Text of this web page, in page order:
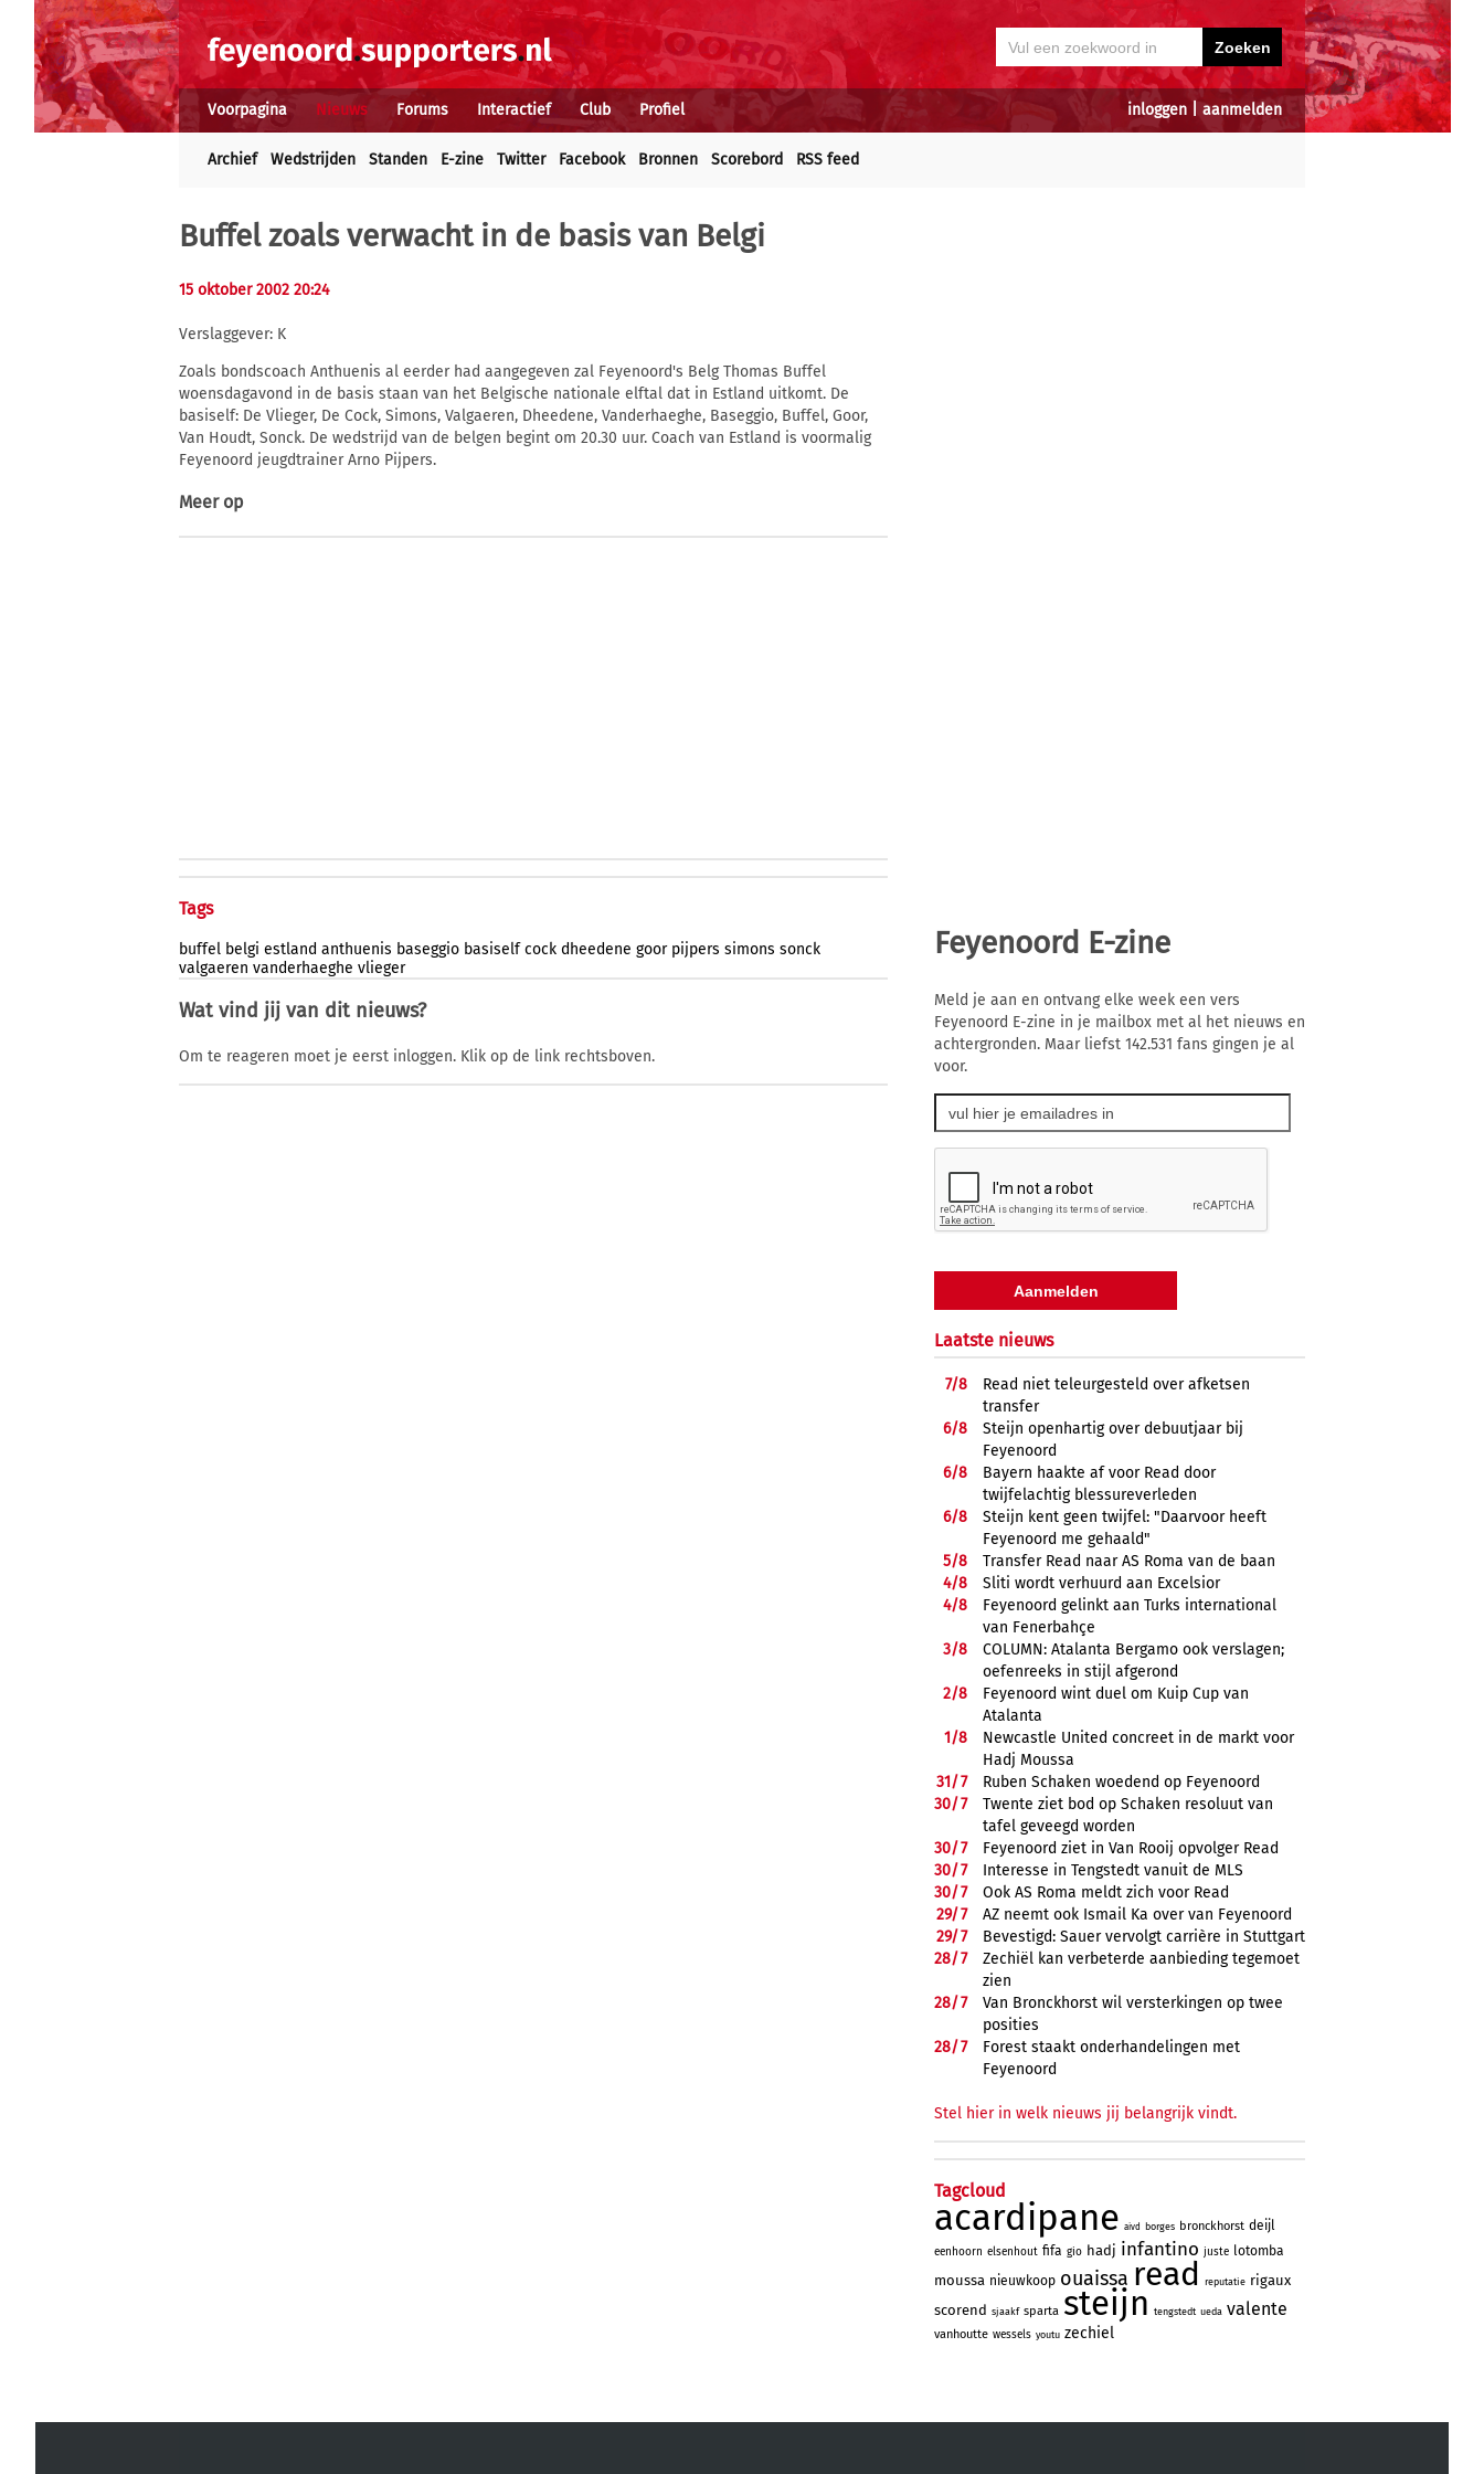
inloggen aanmelden
Voorpagina Nieuws Forums Interactief Club Profiel
Archief Wedstrijden Standen E-zine Twitter Facebook Bronnen Scorebord RSS feed
Buffel zoals verwacht in de basis van Belgi
15 oktober 2002 20:24
Verslaggever: K
Zoals bondscoach Anthuenis al eerder had aangegeven zal Feyenoord's Belg Thomas Buffel
woensdagavond in de basis staan van het Belgische nationale elftal dat in Estland uitkomt. De
basiself: De Vlieger, De Cock, Simons, Valgaeren, Dheedene, Vanderhaeghe, Baseggio, Buffel, Goor,
Van Houdt, Sonck. De wedstrijd van de belgen begint om 20.30 uur. Coach van Estland is voormalig
Feyenoord jeugdtrainer Arno Pijpers.
Meer op
Tags
buffel belgi estland anthuenis baseggio basiself cock dheedene goor pijpers simons sonck
valgaeren vanderhaeghe vlieger
Wat vind jij van dit nieuws?
Om te reageren moet je eerst inloggen. Klik op de link rechtsboven.
Feyenoord E-zine
Meld je aan en ontvang elke week een vers
Feyenoord E-zine in je mailbox met al het nieuws en
achtergronden. Maar liefst 142.531 fans gingen je al
voor.
Laatste nieuws
7/8
Read niet teleurgesteld over afketsen
transfer
6/8
Steijn openhartig over debuutjaar bij
Feyenoord
6/8
Bayern haakte af voor Read door
twijfelachtig blessureverleden
6/8
Steijn kent geen twijfel: "Daarvoor heeft
Feyenoord me gehaald"
5/8
Transfer Read naar AS Roma van de baan
4/8
Sliti wordt verhuurd aan Excelsior
4/8
Feyenoord gelinkt aan Turks international
van Fenerbahçe
3/8
COLUMN: Atalanta Bergamo ook verslagen;
oefenreeks in stijl afgerond
2/8
Feyenoord wint duel om Kuip Cup van
Atalanta
1/8
Newcastle United concreet in de markt voor
Hadj Moussa
31/7
Ruben Schaken woedend op Feyenoord
30/7
Twente ziet bod op Schaken resoluut van
tafel geveegd worden
30/7
Feyenoord ziet in Van Rooij opvolger Read
30/7
Interesse in Tengstedt vanuit de MLS
30/7
Ook AS Roma meldt zich voor Read
29/7
AZ neemt ook Ismail Ka over van Feyenoord
29/7
Bevestigd: Sauer vervolgt carrière in Stuttgart
28/7
Zechiël kan verbeterde aanbieding tegemoet
zien
28/7
Van Bronckhorst wil versterkingen op twee
posities
28/7
Forest staakt onderhandelingen met
Feyenoord
Stel hier in welk nieuws jij belangrijk vindt.
Tagcloud
acardipane aivd borges bronckhorst deijl
eenhoorn elsenhout fifa gio hadj infantino juste lotomba
moussa nieuwkoop ouaissa read reputatie rigaux
scorend sjaakf sparta steijn tengstedt ueda valente
vanhoutte wessels youtu zechiel